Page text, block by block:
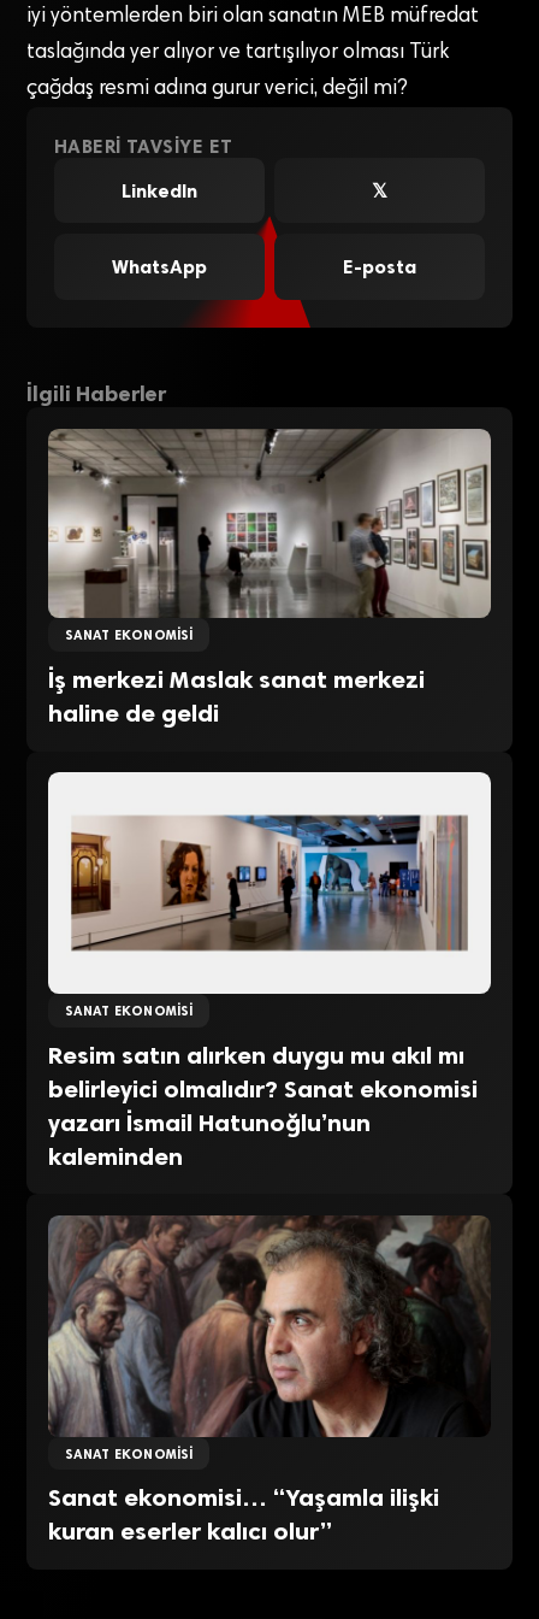
iyi yöntemlerden biri olan sanatın MEB müfredat
taslağında yer alıyor ve tartışılıyor olması Türk
çağdaş resmi adına gurur verici, değil mi?
HABERI TAVSIYE ET
LinkedIn
𝕏
WhatsApp E-posta
İlgili Haberler
SANAT EKONOMISI
İş merkezi Maslak sanat merkezi
haline de geldi
SANAT EKONOMISI
Resim satın alırken duygu mu akıl mı
belirleyici olmalıdır? Sanat ekonomisi
yazarı İsmail Hatunoğlu’nun
kaleminden
SANAT EKONOMISI
Sanat ekonomisi… “Yaşamla ilişki
kuran eserler kalıcı olur”